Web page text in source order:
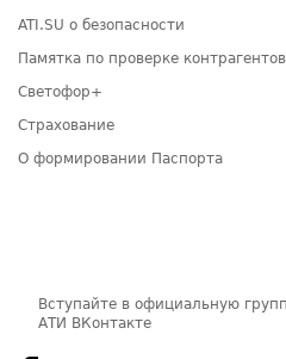
ATI.SU о безопасности
Памятка по проверке контрагентов
Светофор+
Страхование
О формировании Паспорта
Вступайте в официальную
АТИ ВКонтакте